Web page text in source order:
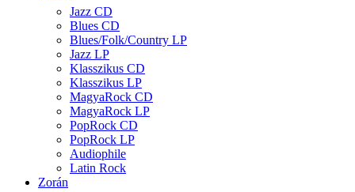
Jazz CD
Blues CD
Blues/Folk/Country LP
Jazz LP
Klasszikus CD
Klasszikus LP
MagyaRock CD
MagyaRock LP
PopRock CD
PopRock LP
Audiophile
Latin Rock
Zorán